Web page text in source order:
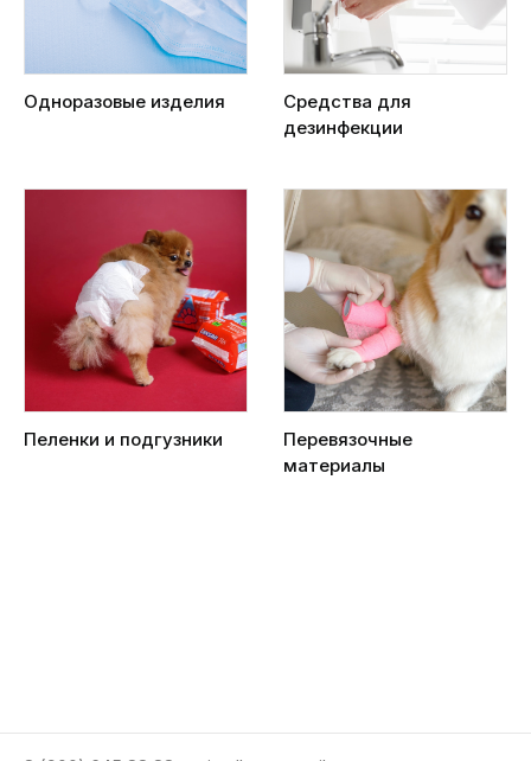
Одноразовые изделия
Средства для
дезинфекции
Пеленки и подгузники
Перевязочные
материалы